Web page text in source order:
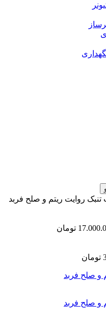
تنبک روایت ریتم و صلح فربد
تومان
تومان